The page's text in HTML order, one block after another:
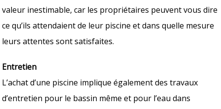
valeur inestimable, car les propriétaires peuvent vous dire
ce qu’ils attendaient de leur piscine et dans quelle mesure
leurs attentes sont satisfaites.
Entretien
L’achat d’une piscine implique également des travaux
d’entretien pour le bassin même et pour l’eau dans